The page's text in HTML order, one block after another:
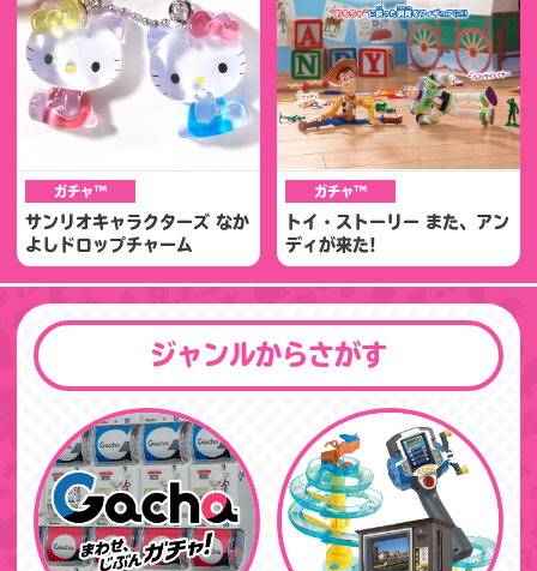
ガチャ™
サンリオキャラクターズ なか
よしドロップチャーム
ガチャ™
トイ・ストーリー また、アン
ディが来た!
ジャンルからさがす